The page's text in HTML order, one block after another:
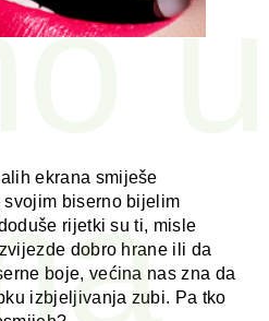
u
ekrana smiješe
biserno bijelim
rijetki su ti, misle
dobro hrane ili da
boje, većina nas zna da
izbjeljivanja zubi. Pa tko